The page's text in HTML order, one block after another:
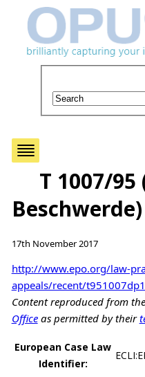
T 1007/
17th November 2017
http://www.epo.org/law-
appeals/recent/
Content reproduced from
Officeas permitted by their
European Case Law
Identifier: